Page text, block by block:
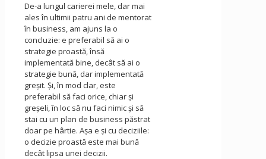
De-a lungul carierei mele, dar mai
ales în ultimii patru ani de mentorat
în business, am ajuns la o
concluzie: e preferabil să ai o
strategie proastă, însă
implementată bine, decât să ai o
strategie bună, dar implementată
greşit. Şi, în mod clar, este
preferabil să faci orice, chiar şi
greşeli, în loc să nu faci nimic şi să
stai cu un plan de business păstrat
doar pe hârtie. Așa e și cu deciziile:
o decizie proastă este mai bună
decât lipsa unei decizii.